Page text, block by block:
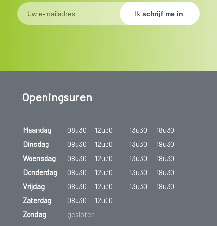
Openingsuren
Maandag 08u30 12u30 13u30
18u30
Dinsdag
08u30 12u30 13u30
18u30
Woensdag
08u30 12u30 13u30
18u30
Donderdag
08u30 12u30 13u30
18u30
Vrijdag
08u30 12u30 13u30
18u30
Zaterdag
08u30
12u00
Zondag
gesloten